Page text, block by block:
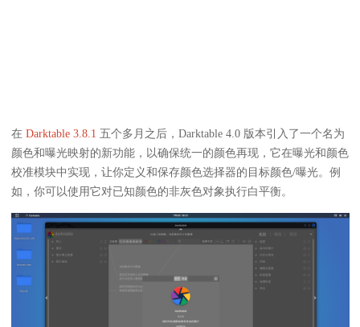
在 Darktable 3.8.1 五个多月之后，Darktable 4.0 版本引入了一个名为
颜色和曝光映射的新功能，以确保统一的颜色再现，它在曝光和颜色
校准模块中实现，让你定义和保存颜色选择器的目标颜色/曝光。例
如，你可以使用它对已知颜色的非灰色对象执行白平衡。